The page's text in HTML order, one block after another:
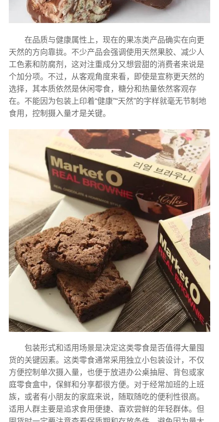
在品质与健康属性上，现在的果冻类产品确实在向更
天然的方向靠拢。不少产品会强调使用天然果胶、减少人
工色素和防腐剂，这对注重成分又想尝甜的消费者来说是
个加分项。不过，从客观角度来看，即使是宣称更天然的
选择，其本质依然是休闲零食，糖分和热量依然客观存
在。不能因为包装上印着“健康”“天然”的字样就毫无节制地
食用，控制摄入量才是关键。
包装形式和适用场景是决定这类零食是否值得大量囤
货的关键因素。这类零食通常采用独立小包装设计，不仅
方便控制单次摄入量，也便于放进办公桌抽屉、背包或家
庭零食盒中，保鲜和分享都很方便。对于经常加班的上班
族，或者有小朋友的家庭来说，随取随吃的便利性很高。
适用人群主要是追求食用便捷、喜欢尝鲜的年轻群体。但